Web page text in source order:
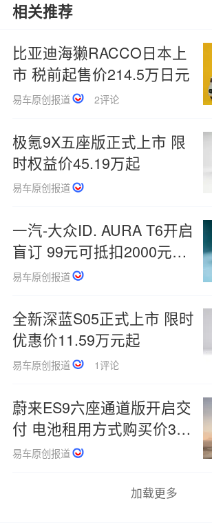
相关推荐
比亚迪海獭RACCO日本上
市 税前起售价214.5万日元
易车原创报道 2评论
极氪9X五座版正式上市 限
时权益价45.19万起
易车原创报道
一汽-大众ID. AURA T6开启
盲订 99元可抵扣2000元购
车款
易车原创报道
全新深蓝S05正式上市 限时
优惠价11.59万元起
易车原创报道 1评论
蔚来ES9六座通道版开启交
付 电池租用方式购买价39
万元起
易车原创报道
加载更多